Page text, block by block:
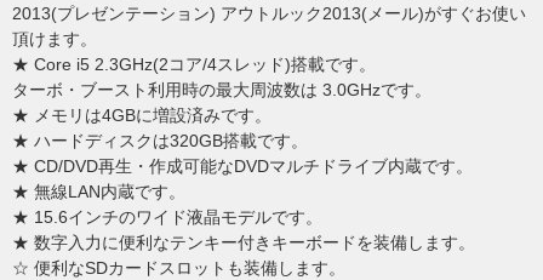
2013(プレゼンテーション) アウトルック2013(メール)がすぐお使い
頂けます。
★ Core i5 2.3GHz(2コア/4スレッド)搭載です。
ターボ・ブースト利用時の最大周波数は 3.0GHzです。
★ メモリは4GBに増設済みです。
★ ハードディスクは320GB搭載です。
★ CD/DVD再生・作成可能なDVDマルチドライブ内蔵です。
★ 無線LAN内蔵です。
★ 15.6インチのワイド液晶モデルです。
★ 数字入力に便利なテンキー付きキーボードを装備します。
☆ 便利なSDカードスロットも装備します。